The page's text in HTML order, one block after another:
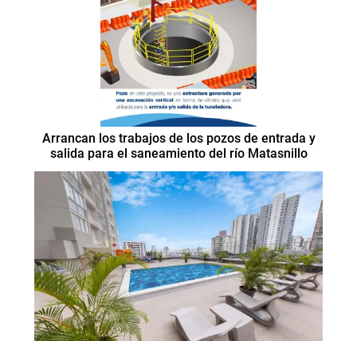
Arrancan los trabajos de los pozos de entrada y
salida para el saneamiento del río Matasnillo